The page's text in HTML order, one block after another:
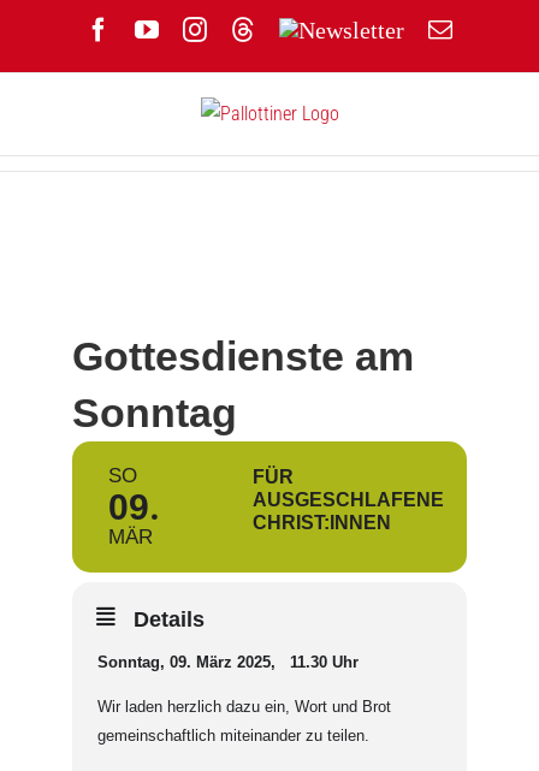
Facebook
YouTubeInstagram
Threads
Newsletter
E-
Gottesdienste am
Sonntag
SO
09
MÄR
FÜR
AUSGESCHLAFENE
CHRIST:INNEN
Details
Sonntag, 09. März 2025, 11.30 Uhr
Wir laden herzlich dazu ein, Wort und Brot
gemeinschaftlich miteinander zu teilen.